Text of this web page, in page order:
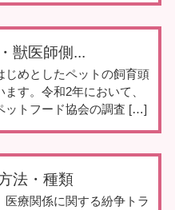
獣医師側...
じめとしたペットの飼育頭
す。令和2年において、
ットフード協会の調査 […]
法・種類
医療関係に関する紛争トラ